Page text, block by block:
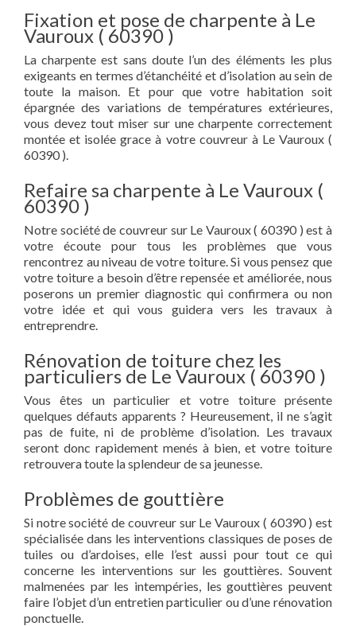
Fixation et pose de charpente à Le
Vauroux ( 60390 )
La charpente est sans doute l’un des éléments les plus
exigeants en termes d’étanchéité et d’isolation au sein de
toute la maison. Et pour que votre habitation soit
épargnée des variations de températures extérieures,
vous devez tout miser sur une charpente correctement
montée et isolée grace à votre couvreur à Le Vauroux (
60390 ).
Refaire sa charpente à Le Vauroux (
60390 )
Notre société de couvreur sur Le Vauroux ( 60390 ) est à
votre écoute pour tous les problèmes que vous
rencontrez au niveau de votre toiture. Si vous pensez que
votre toiture a besoin d’être repensée et améliorée, nous
poserons un premier diagnostic qui confirmera ou non
votre idée et qui vous guidera vers les travaux à
entreprendre.
Rénovation de toiture chez les
particuliers de Le Vauroux ( 60390 )
Vous êtes un particulier et votre toiture présente
quelques défauts apparents ? Heureusement, il ne s’agit
pas de fuite, ni de problème d’isolation. Les travaux
seront donc rapidement menés à bien, et votre toiture
retrouvera toute la splendeur de sa jeunesse.
Problèmes de gouttière
Si notre société de couvreur sur Le Vauroux ( 60390 ) est
spécialisée dans les interventions classiques de poses de
tuiles ou d’ardoises, elle l’est aussi pour tout ce qui
concerne les interventions sur les gouttières. Souvent
malmenées par les intempéries, les gouttières peuvent
faire l’objet d’un entretien particulier ou d’une rénovation
ponctuelle.